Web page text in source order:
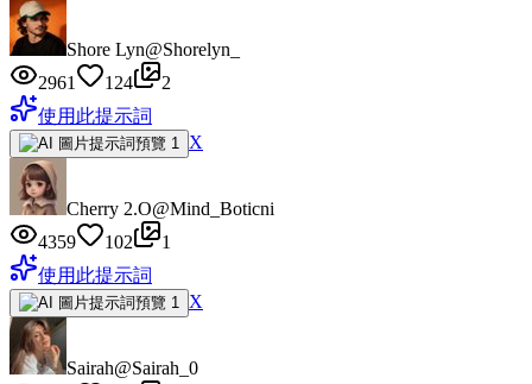
Shore Lyn@Shorelyn_
2961
124
2
使用此提示詞
X
Cherry 2.O@Mind_Boticni
4359
102
1
使用此提示詞
X
Sairah@Sairah_0